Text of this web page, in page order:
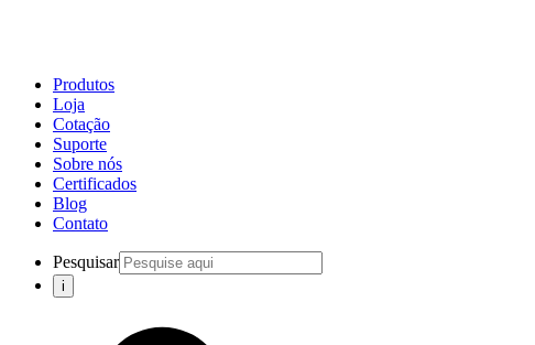
Produtos
Loja
Cotação
Suporte
Sobre nós
Certificados
Blog
Contato
Pesquisar